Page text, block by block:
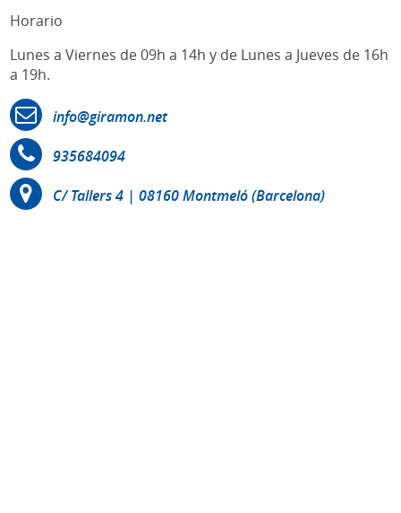
Horario
Lunes a Viernes de 09h a 14h y de Lunes a Jueves de 16h
a 19h.
info@giramon.net
935684094
C/ Tallers 4 | 08160 Montmeló (Barcelona)